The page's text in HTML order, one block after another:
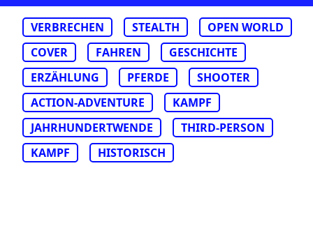
VERBRECHEN STEALTH
OPEN WORLD
COVER
FAHREN
GESCHICHTE
ERZÄHLUNG
PFERDE
SHOOTER
ACTION-ADVENTURE
KAMPF
JAHRHUNDERTWENDE
THIRD-PERSON
KAMPF
HISTORISCH